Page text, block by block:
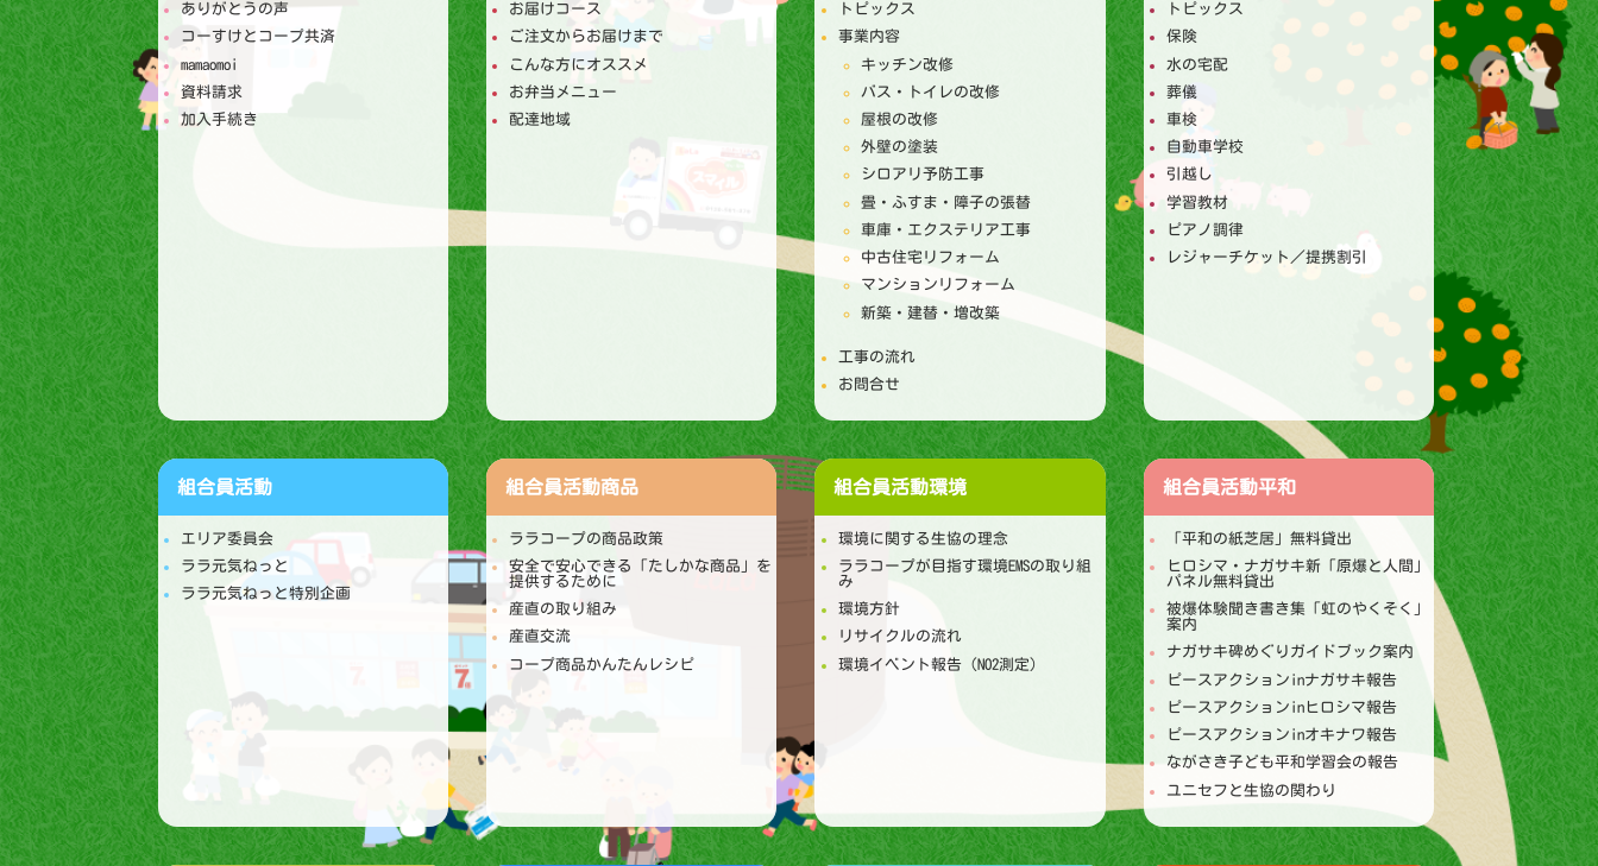
ありがとうの声
コーすけとコープ共済
mamaomoi
資料請求
加入手続き
お届けコース
ご注文からお届けまで
こんな方にオススメ
お弁当メニュー
配達地域
トピックス
事業内容
キッチン改修
バス・トイレの改修
屋根の改修
外壁の塗装
シロアリ予防工事
畳・ふすま・障子の張替
車庫・エクステリア工事
中古住宅リフォーム
マンションリフォーム
新築・建替・増改築
工事の流れ
お問合せ
トピックス
保険
水の宅配
葬儀
車検
自動車学校
引越し
学習教材
ピアノ調律
レジャーチケット／提携割引
組合員活動
エリア委員会
ララ元気ねっと
ララ元気ねっと特別企画
組合員活動商品
ララコープの商品政策
安全で安心できる「たしかな商品」を
提供するために
産直の取り組み
産直交流
コープ商品かんたんレシピ
組合員活動環境
環境に関する生協の理念
ララコープが目指す環境EMSの取り組
み
環境方針
リサイクルの流れ
環境イベント報告（NO2測定）
組合員活動平和
「平和の紙芝居」無料貸出
ヒロシマ・ナガサキ新「原爆と人間」
パネル無料貸出
被爆体験聞き書き集「虹のやくそく」
案内
ナガサキ碑めぐりガイドブック案内
ピースアクションinナガサキ報告
ピースアクションinヒロシマ報告
ピースアクションinオキナワ報告
ながさき子ども平和学習会の報告
ユニセフと生協の関わり